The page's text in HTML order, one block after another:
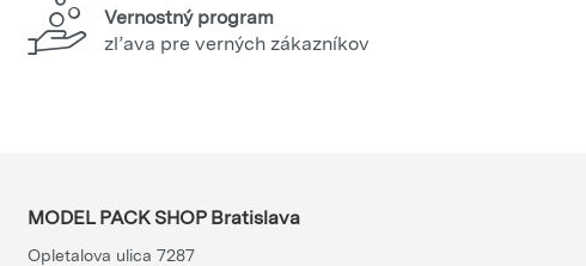
Vernostný program
zľava pre verných zákazníkov
MODEL PACK SHOP Bratislava
Opletalova ulica 7287